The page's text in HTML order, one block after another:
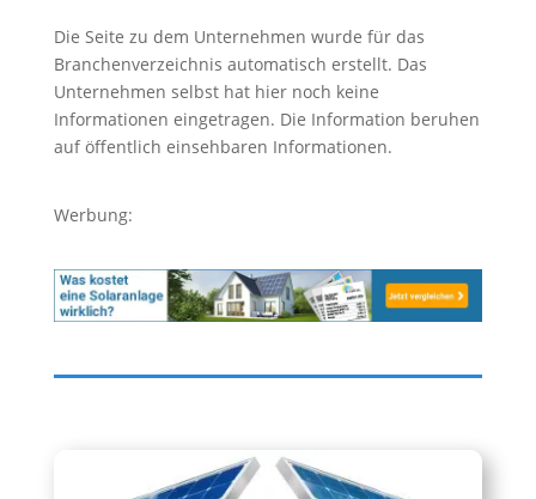
Die Seite zu dem Unternehmen wurde für das
Branchenverzeichnis automatisch erstellt. Das
Unternehmen selbst hat hier noch keine
Informationen eingetragen. Die Information beruhen
auf öffentlich einsehbaren Informationen.
Werbung: